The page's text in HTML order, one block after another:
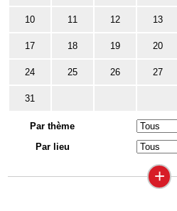
10 11 12 13
17 18 19 20
24 25 26 27
31
Par thème
Par lieu
+